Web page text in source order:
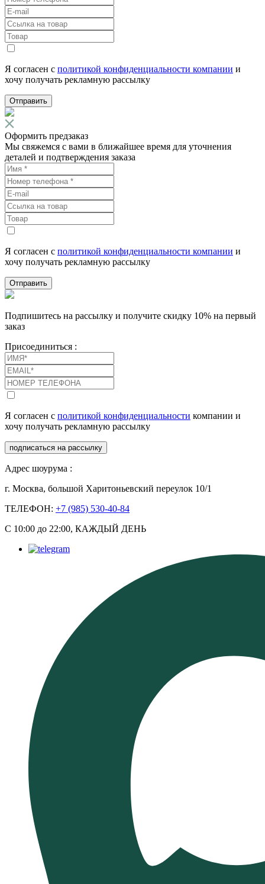
Я согласен с политикой конфиденциальности компании и
хочу получать рекламную рассылку
Отправить
Оформить предзаказ
Мы свяжемся с вами в ближайшее время для уточнения
деталей и подтверждения заказа
Я согласен с политикой конфиденциальности компании и
хочу получать рекламную рассылку
Отправить
Подпишитесь на рассылку и получите скидку 10% на первый
заказ
Присоединиться :
Я согласен с политикой конфиденциальности компании и
хочу получать рекламную рассылку
подписаться на рассылку
Адрес шоурума :
г. Москва, большой Харитоньевский переулок 10/1
ТЕЛЕФОН: +7 (985) 530-40-84
С 10:00 до 22:00, КАЖДЫЙ ДЕНЬ